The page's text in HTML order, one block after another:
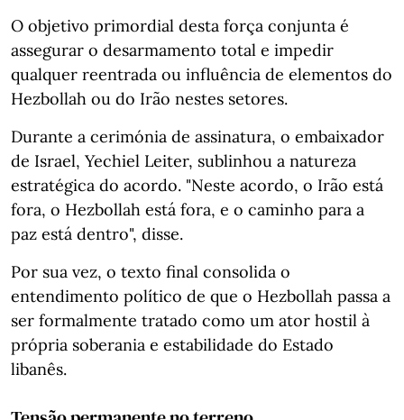
O objetivo primordial desta força conjunta é
assegurar o desarmamento total e impedir
qualquer reentrada ou influência de elementos do
Hezbollah ou do Irão nestes setores.
Durante a cerimónia de assinatura, o embaixador
de Israel, Yechiel Leiter, sublinhou a natureza
estratégica do acordo. "Neste acordo, o Irão está
fora, o Hezbollah está fora, e o caminho para a
paz está dentro", disse.
Por sua vez, o texto final consolida o
entendimento político de que o Hezbollah passa a
ser formalmente tratado como um ator hostil à
própria soberania e estabilidade do Estado
libanês.